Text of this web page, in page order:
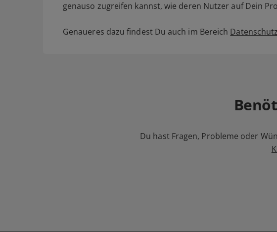
genauso zugreifen kannst, wie deren Nutzer auf Dein
Genaueres dazu findest Du auch im Bereich Datenschutz
Du hast Fragen, Probleme oder